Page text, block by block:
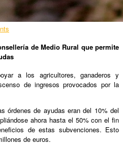
de Medio Rural que permite
a los agricultores, ganaderos y
de ingresos provocados por la
órdenes de ayudas eran del 10% del
ahora hasta el 50% con el fin
de estas subvenciones. Esto
de euros.